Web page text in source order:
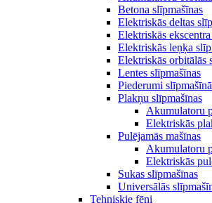
Betona slīpmašīnas
Elektriskās deltas
Elektriskās
Elektriskās leņķa
Elektriskās orbitālās
Lentes slīpmašīnas
Piederumi
Plakņu slīpmašīnas
Akumulatoru
Elektriskās
Pulējamās mašīnas
Akumulatoru
Elektriskās
Sukas slīpmašīnas
Universālās
Tehniskie fēni